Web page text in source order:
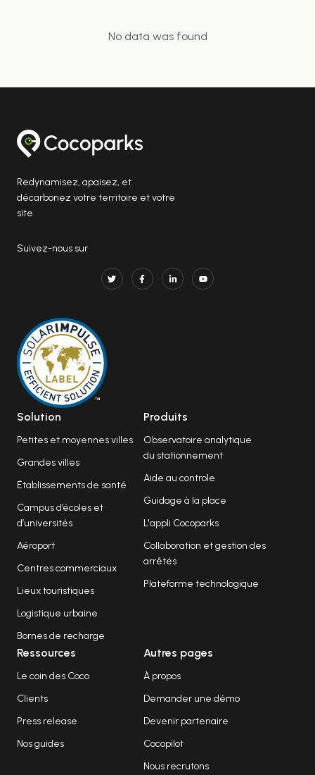
No data was found
Redynamisez, apaisez, et
décarbonez votre territoire et votre
site
Suivez-nous sur
Solution
Petites et moyennes villes
Grandes villes
Établissements de santé
Campus d’écoles et
d’universités
Aéroport
Centres commerciaux
Lieux touristiques
Logistique urbaine
Bornes de recharge
Produits
Observatoire analytique
du stationnement
Aide au controle
Guidage à la place
L'appli Cocoparks
Collaboration et gestion des
arrêtés
Plateforme technologique
Ressources
Le coin des Coco
Clients
Press release
Nos guides
Autres pages
À propos
Demander une démo
Devenir partenaire
Cocopilot
Nous recrutons